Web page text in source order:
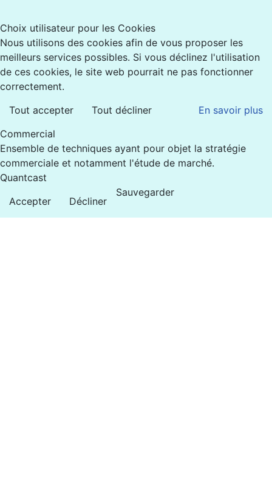
Choix utilisateur pour les Cookies
Nous utilisons des cookies afin de vous proposer les
meilleurs services possibles. Si vous déclinez l'utilisation
de ces cookies, le site web pourrait ne pas fonctionner
correctement.
Tout accepter
Tout décliner
En savoir plus
Commercial
Ensemble de techniques ayant pour objet la stratégie
commerciale et notamment l'étude de marché.
Quantcast
Accepter
Décliner
Sauvegarder